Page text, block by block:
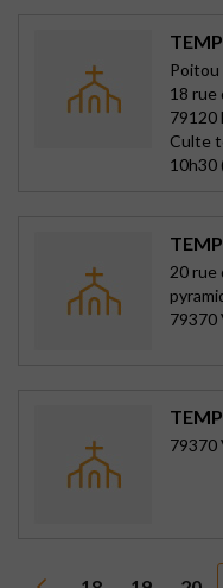
Poitou
18 rue
79120
Culte
10h30
20 rue
79370
79370